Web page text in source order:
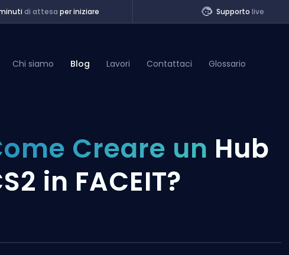
di attesa per iniziare Supporto live
Chi siamo Blog Lavori Contattaci Glossario
Creare un Hub
in FACEIT?